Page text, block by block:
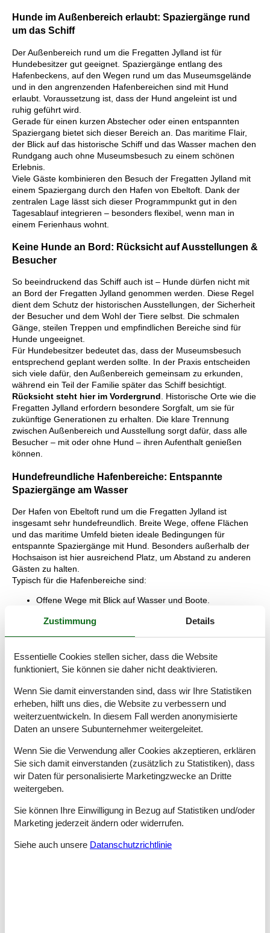
Hunde im Außenbereich erlaubt: Spaziergänge rund
um das Schiff
Der Außenbereich rund um die Fregatten Jylland ist für
Hundebesitzer gut geeignet. Spaziergänge entlang des
Hafenbeckens, auf den Wegen rund um das Museumsgelände
und in den angrenzenden Hafenbereichen sind mit Hund
erlaubt. Voraussetzung ist, dass der Hund angeleint ist und
ruhig geführt wird.
Gerade für einen kurzen Abstecher oder einen entspannten
Spaziergang bietet sich dieser Bereich an. Das maritime Flair,
der Blick auf das historische Schiff und das Wasser machen den
Rundgang auch ohne Museumsbesuch zu einem schönen
Erlebnis.
Viele Gäste kombinieren den Besuch der Fregatten Jylland mit
einem Spaziergang durch den Hafen von Ebeltoft. Dank der
zentralen Lage lässt sich dieser Programmpunkt gut in den
Tagesablauf integrieren – besonders flexibel, wenn man in
einem Ferienhaus wohnt.
Keine Hunde an Bord: Rücksicht auf Ausstellungen &
Besucher
So beeindruckend das Schiff auch ist – Hunde dürfen nicht mit
an Bord der Fregatten Jylland genommen werden. Diese Regel
dient dem Schutz der historischen Ausstellungen, der Sicherheit
der Besucher und dem Wohl der Tiere selbst. Die schmalen
Gänge, steilen Treppen und empfindlichen Bereiche sind für
Hunde ungeeignet.
Für Hundebesitzer bedeutet das, dass der Museumsbesuch
entsprechend geplant werden sollte. In der Praxis entscheiden
sich viele dafür, den Außenbereich gemeinsam zu erkunden,
während ein Teil der Familie später das Schiff besichtigt.
Rücksicht steht hier im Vordergrund. Historische Orte wie die
Fregatten Jylland erfordern besondere Sorgfalt, um sie für
zukünftige Generationen zu erhalten. Die klare Trennung
zwischen Außenbereich und Ausstellung sorgt dafür, dass alle
Besucher – mit oder ohne Hund – ihren Aufenthalt genießen
können.
Hundefreundliche Hafenbereiche: Entspannte
Spaziergänge am Wasser
Der Hafen von Ebeltoft rund um die Fregatten Jylland ist
insgesamt sehr hundefreundlich. Breite Wege, offene Flächen
und das maritime Umfeld bieten ideale Bedingungen für
entspannte Spaziergänge mit Hund. Besonders außerhalb der
Hochsaison ist hier ausreichend Platz, um Abstand zu anderen
Gästen zu halten.
Typisch für die Hafenbereiche sind:
Offene Wege mit Blick auf Wasser und Boote.
Gute Kombinationsmöglichkeiten mit Stadt- und
Küstenspaziergängen.
Gerade Ferienhausgäste schätzen diese Flexibilität. Ohne
festen Zeitplan lässt sich der Besuch so gestalten, dass er
bleibt.
Historische Orte & Hunde: Worauf man achten sollte
Historische Sehenswürdigkeiten wie die Fregatten Jylland sind
Auch wenn Hunde im Außenbereich willkommen sind, sollten
einige Grundregeln beachtet werden, um Konflikte zu
vermeiden.
Dazu gehören:
Den Hund stets angeleint und unter Kontrolle halten.
Ausreichend Abstand zu anderen Besuchern wahren.
Besuchergruppen.
Zustimmung Details
Essentielle Cookies stellen sicher, dass die Website
funktioniert, Sie können sie daher nicht deaktivieren.
Wenn Sie damit einverstanden sind, dass wir Ihre Statistiken
erheben, hilft uns dies, die Website zu verbessern und
weiterzuentwickeln. In diesem Fall werden anonymisierte
Daten an unsere Subunternehmer weitergeleitet.
Wenn Sie die Verwendung aller Cookies akzeptieren, erklären
Sie sich damit einverstanden (zusätzlich zu Statistiken), dass
wir Daten für personalisierte Marketingzwecke an Dritte
weitergeben.
Sie können Ihre Einwilligung in Bezug auf Statistiken und/oder
Marketing jederzeit ändern oder widerrufen.
Siehe auch unsere Datanschutzrichtlinie